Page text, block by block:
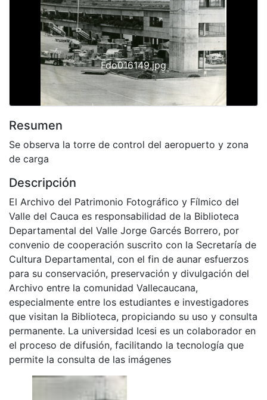
Fdo016149.jpg
Resumen
Se observa la torre de control del aeropuerto y zona
de carga
Descripción
El Archivo del Patrimonio Fotográfico y Fílmico del
Valle del Cauca es responsabilidad de la Biblioteca
Departamental del Valle Jorge Garcés Borrero, por
convenio de cooperación suscrito con la Secretaría de
Cultura Departamental, con el fin de aunar esfuerzos
para su conservación, preservación y divulgación del
Archivo entre la comunidad Vallecaucana,
especialmente entre los estudiantes e investigadores
que visitan la Biblioteca, propiciando su uso y consulta
permanente. La universidad Icesi es un colaborador en
el proceso de difusión, facilitando la tecnología que
permite la consulta de las imágenes